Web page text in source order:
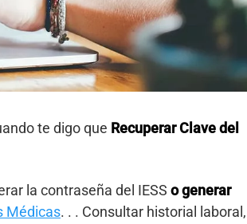
te digo que Recuperar Clave del
la contraseña del IESS o generar
Médicas. . . Consultar historial laboral,